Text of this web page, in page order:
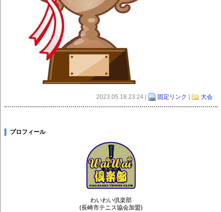
2023.05.18 23:24 | 固定リンク | 大会
プロフィール
わいわい倶楽部
(長崎市テニス協会加盟)